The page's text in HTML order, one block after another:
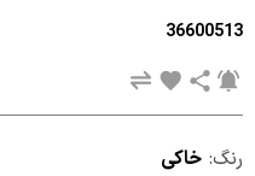
36600513
رنگ: خاکی